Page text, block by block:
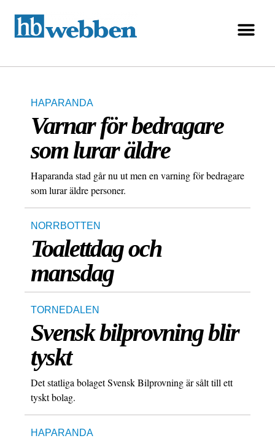
HAPARANDA
Varnar för bedragare
som lurar äldre
Haparanda stad går nu ut men en varning för bedragare
som lurar äldre personer.
NORRBOTTEN
Toalettdag och
mansdag
TORNEDALEN
Svensk bilprovning blir
tyskt
Det statliga bolaget Svensk Bilprovning är sålt till ett
tyskt bolag.
HAPARANDA